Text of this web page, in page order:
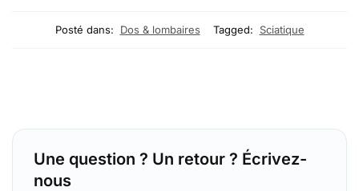
Posté dans: Dos & lombaires Tagged: Sciatique
Une question ? Un retour ? Écrivez-
nous